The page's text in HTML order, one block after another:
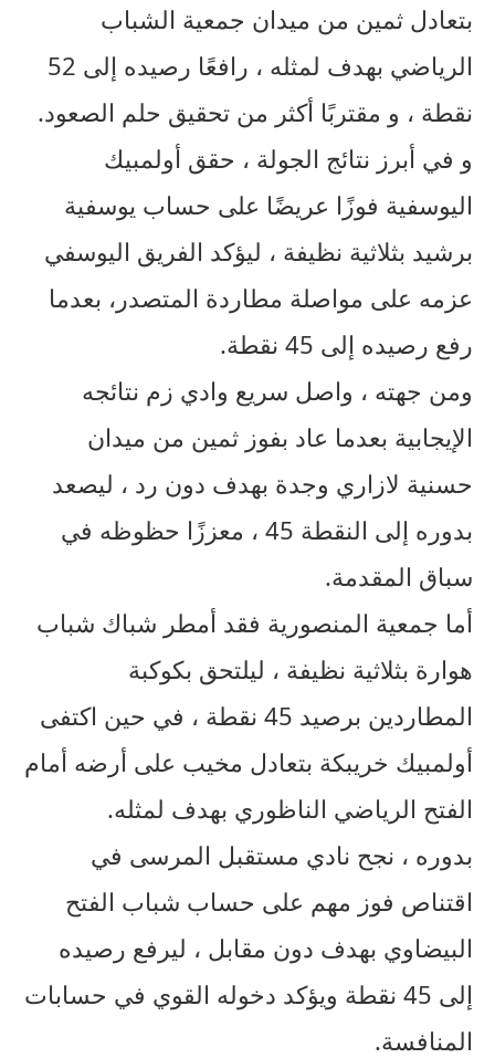
بتعادل ثمين من ميدان جمعية الشباب
الرياضي بهدف لمثله ، رافعًا رصيده إلى 52
نقطة ، و مقتربًا أكثر من تحقيق حلم الصعود.
و في أبرز نتائج الجولة ، حقق أولمبيك
اليوسفية فوزًا عريضًا على حساب يوسفية
برشيد بثلاثية نظيفة ، ليؤكد الفريق اليوسفي
عزمه على مواصلة مطاردة المتصدر، بعدما
رفع رصيده إلى 45 نقطة.
ومن جهته ، واصل سريع وادي زم نتائجه
الإيجابية بعدما عاد بفوز ثمين من ميدان
حسنية لازاري وجدة بهدف دون رد ، ليصعد
بدوره إلى النقطة 45 ، معززًا حظوظه في
سباق المقدمة.
أما جمعية المنصورية فقد أمطر شباك شباب
هوارة بثلاثية نظيفة ، ليلتحق بكوكبة
المطاردين برصيد 45 نقطة ، في حين اكتفى
أولمبيك خريبكة بتعادل مخيب على أرضه أمام
الفتح الرياضي الناظوري بهدف لمثله.
بدوره ، نجح نادي مستقبل المرسى في
اقتناص فوز مهم على حساب شباب الفتح
البيضاوي بهدف دون مقابل ، ليرفع رصيده
إلى 45 نقطة ويؤكد دخوله القوي في حسابات
المنافسة.